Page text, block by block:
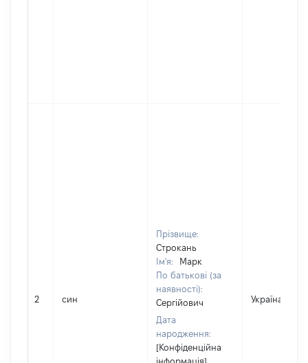
2 син
Прізвище:
Строкань
Ім'я:
Марк
По батькові (за
наявності):
Сергійович
Дата
народження:
[Конфіденційна
інформація]
Україна